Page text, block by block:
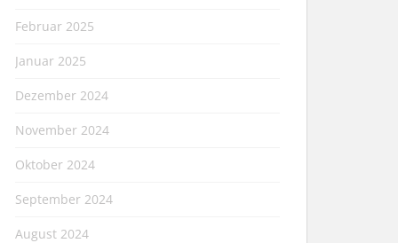
Februar 2025
Januar 2025
Dezember 2024
November 2024
Oktober 2024
September 2024
August 2024